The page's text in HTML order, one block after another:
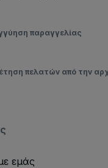
παραγγελίας
πελατών από την
εμάς